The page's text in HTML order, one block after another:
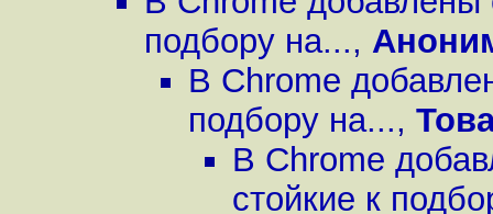
подбору на...,
В Chrome
подбору на...,
В Chrome
стойкие к